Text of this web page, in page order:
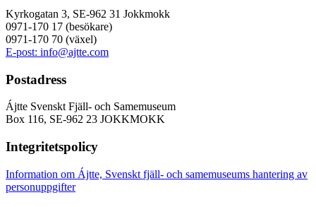
Kyrkogatan 3, SE-962 31 Jokkmokk
0971-170 17 (besökare)
0971-170 70 (växel)
E-post: info@ajtte.com
Postadress
Ájtte Svenskt Fjäll- och Samemuseum
Box 116, SE-962 23 JOKKMOKK
Integritetspolicy
Information om Ájtte, Svenskt fjäll- och samemuseums hantering av
personuppgifter